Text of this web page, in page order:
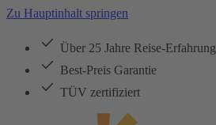
Zu Hauptinhalt springen
Über 25 Jahre Reise-Erfahrung
Best-Preis Garantie
TÜV zertifiziert